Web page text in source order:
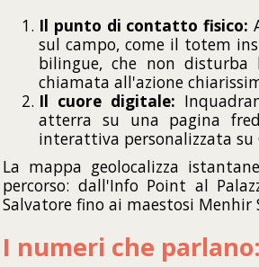
Il punto di contatto fisico:
sul campo, come il totem
bilingue, che non
chiamata all'azione
Il cuore digitale:
atterra su una pagina
interattiva personalizzata su
La mappa geolocalizza
percorso: dall'Info Point al
Salvatore fino ai maestosi Menhir
I numeri che